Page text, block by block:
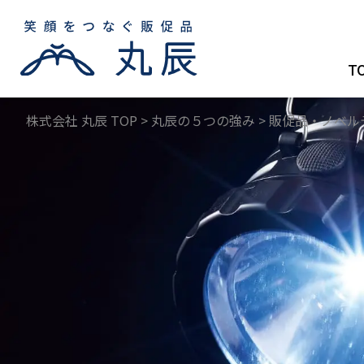
株式会社 丸辰 TOP > 丸辰の５つの強み >販促品・ノベ